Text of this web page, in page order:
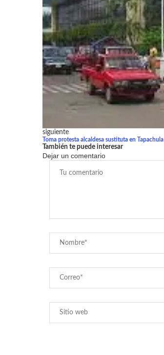
siguiente
Toma protesta alcaldesa sustituta en Tapachula
También te puede interesar
Dejar un comentario